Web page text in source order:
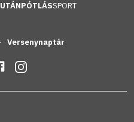
UTÁNPÓTLÁSSPORT
Versenynaptár